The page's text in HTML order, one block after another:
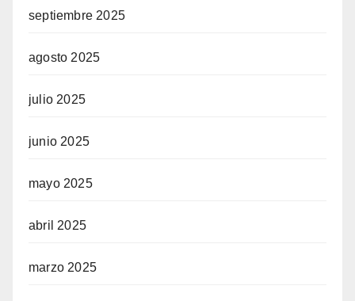
septiembre 2025
agosto 2025
julio 2025
junio 2025
mayo 2025
abril 2025
marzo 2025